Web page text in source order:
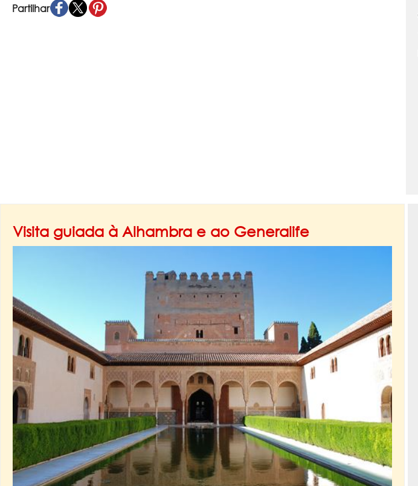
Partilhar
Visita guiada à Alhambra e ao Generalife